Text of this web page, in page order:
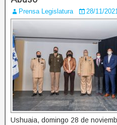
Prensa Legislatura 28/11/2021
Ushuaia, domingo 28 de